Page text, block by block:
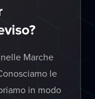
Marche
le
in modo